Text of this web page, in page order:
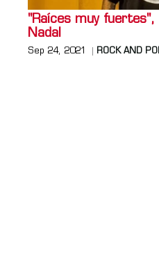
"Raíces muy fuertes",
Nadal
Sep 24, 2021 ROCK AND